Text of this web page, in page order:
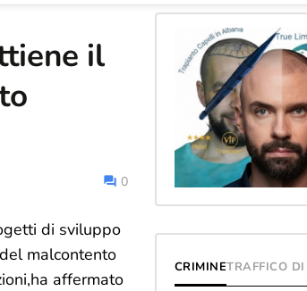
il
0
di sviluppo
malcontento
affermato
CRIMINETRAFFICO